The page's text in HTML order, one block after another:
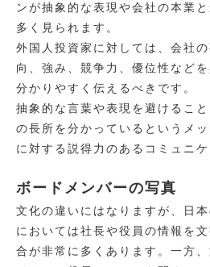
ンが抽象的な表現や会社の本業
多く見られます。
外国人投資家に対しては、会社
向、強み、競争力、優位性など
分かりやすく伝えるべきです。
抽象的な言葉や表現を避けるこ
の長所を分かっているというメ
に対する説得力のあるコミュニ
ボードメンバーの写真
文化の違いにはなりますが、日
においては社長や役員の情報を
合が非常に多くあります。一方